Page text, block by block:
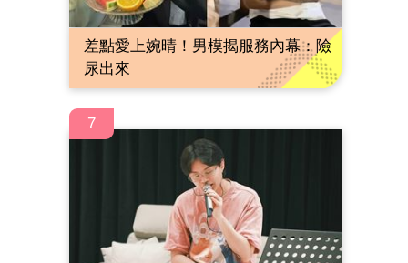
差點愛上婉晴！男模揭服務內幕：險
尿出來
7